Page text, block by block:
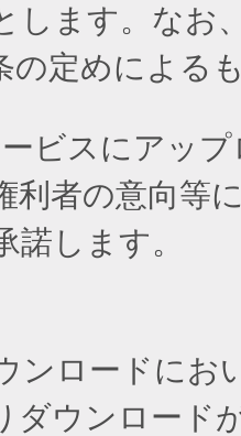
します。なお
の定めによる
ビスにアップ
利者の意向等
します。
ンロードにお
ダウンロード